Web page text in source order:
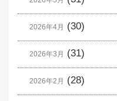
2026年4月 (30)
2026年3月 (31)
2026年2月 (28)